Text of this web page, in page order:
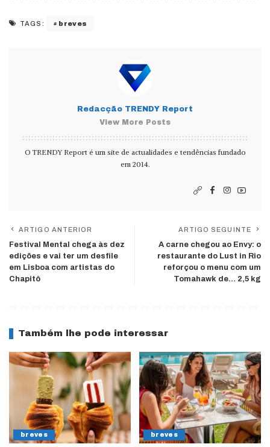
TAGS: breves
Redacção TRENDY Report
View More Posts
O TRENDY Report é um site de actualidades e tendências fundado
em 2014.
ARTIGO ANTERIOR
Festival Mental chega às dez
edições e vai ter um desfile
em Lisboa com artistas do
Chapitô
ARTIGO SEGUINTE
A carne chegou ao Envy: o
restaurante do Lust in Rio
reforçou o menu com um
Tomahawk de… 2,5 kg
Também lhe pode interessar
breves breves